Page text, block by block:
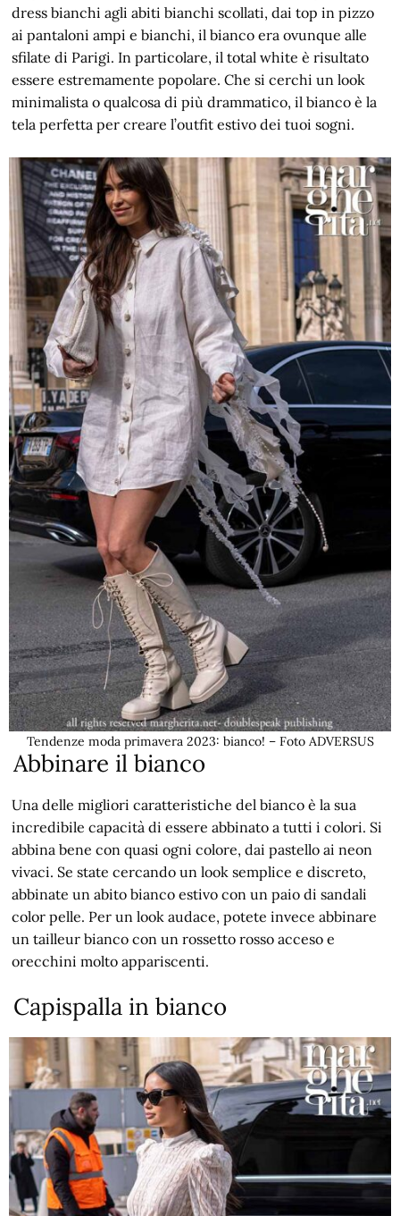
dress bianchi agli abiti bianchi scollati, dai top in pizzo
ai pantaloni ampi e bianchi, il bianco era ovunque alle
sfilate di Parigi. In particolare, il total white è risultato
essere estremamente popolare. Che si cerchi un look
minimalista o qualcosa di più drammatico, il bianco è la
tela perfetta per creare l’outfit estivo dei tuoi sogni.
Tendenze moda primavera 2023: bianco! – Foto ADVERSUS
Abbinare il bianco
Una delle migliori caratteristiche del bianco è la sua
incredibile capacità di essere abbinato a tutti i colori. Si
abbina bene con quasi ogni colore, dai pastello ai neon
vivaci. Se state cercando un look semplice e discreto,
abbinate un abito bianco estivo con un paio di sandali
color pelle. Per un look audace, potete invece abbinare
un tailleur bianco con un rossetto rosso acceso e
orecchini molto appariscenti.
Capispalla in bianco